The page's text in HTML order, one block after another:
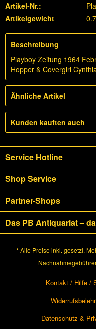
Artikel-Nr.:
Artikelgewicht
Beschreibung
Playboy Zeitung 1964
Hopper & Covergirl
Ähnliche Artikel
Kunden kauften auch
Service Hotline
Shop Service
Partner-Shops
Das PB Antiquariat –
* Alle Preise inkl. gesetzl.
Kontakt / Hilfe /
Datenschutz &